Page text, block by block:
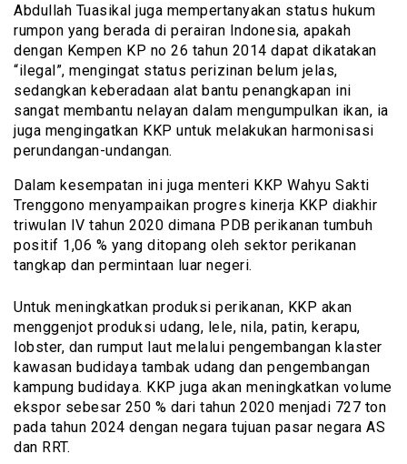
Abdullah Tuasikal juga mempertanyakan status hukum
rumpon yang berada di perairan Indonesia, apakah
dengan Kempen KP no 26 tahun 2014 dapat dikatakan
“ilegal”, mengingat status perizinan belum jelas,
sedangkan keberadaan alat bantu penangkapan ini
sangat membantu nelayan dalam mengumpulkan ikan, ia
juga mengingatkan KKP untuk melakukan harmonisasi
perundangan-undangan.
Dalam kesempatan ini juga menteri KKP Wahyu Sakti
Trenggono menyampaikan progres kinerja KKP diakhir
triwulan IV tahun 2020 dimana PDB perikanan tumbuh
positif 1,06 % yang ditopang oleh sektor perikanan
tangkap dan permintaan luar negeri.
Untuk meningkatkan produksi perikanan, KKP akan
menggenjot produksi udang, lele, nila, patin, kerapu,
lobster, dan rumput laut melalui pengembangan klaster
kawasan budidaya tambak udang dan pengembangan
kampung budidaya. KKP juga akan meningkatkan volume
ekspor sebesar 250 % dari tahun 2020 menjadi 727 ton
pada tahun 2024 dengan negara tujuan pasar negara AS
dan RRT.